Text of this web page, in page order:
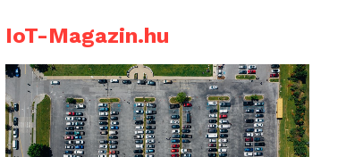
IoT-Magazin.hu